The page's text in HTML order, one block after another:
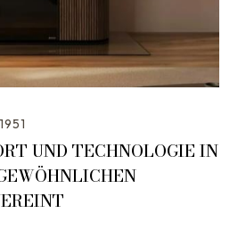
UND TECHNOLOGIE IN
P